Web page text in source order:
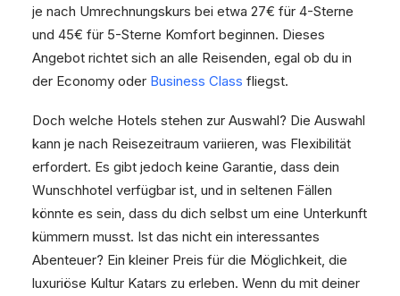
je nach Umrechnungskurs bei etwa 27€ für 4-Sterne
und 45€ für 5-Sterne Komfort beginnen. Dieses
Angebot richtet sich an alle Reisenden, egal ob du in
der Economy oder Business Class fliegst.
Doch welche Hotels stehen zur Auswahl? Die Auswahl
kann je nach Reisezeitraum variieren, was Flexibilität
erfordert. Es gibt jedoch keine Garantie, dass dein
Wunschhotel verfügbar ist, und in seltenen Fällen
könnte es sein, dass du dich selbst um eine Unterkunft
kümmern musst. Ist das nicht ein interessantes
Abenteuer? Ein kleiner Preis für die Möglichkeit, die
luxuriöse Kultur Katars zu erleben. Wenn du mit deiner